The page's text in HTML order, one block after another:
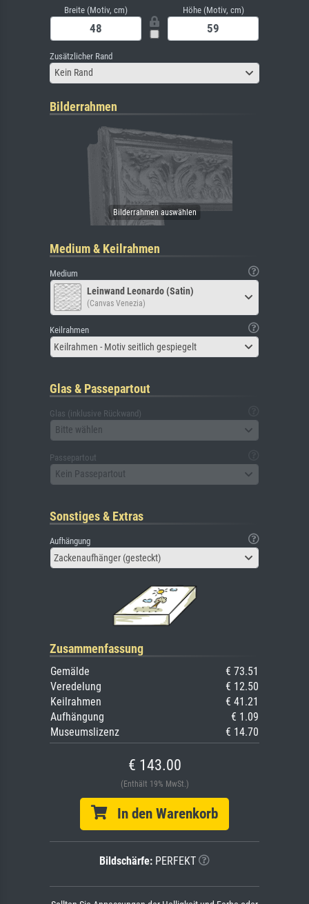
Breite (Motiv, cm) Höhe (Motiv, cm)
Zusätzlicher Rand
Kein Rand
Bilderrahmen
Medium & Keilrahmen
Medium
Leinwand Leonardo (Satin)
(Canvas Venezia)
Keilrahmen
Keilrahmen - Motiv seitlich gespiegelt
Glas & Passepartout
Glas (inklusive Rückwand)
Bitte wählen
Passepartout
Kein Passepartout
Sonstiges & Extras
Aufhängung
Zackenaufhänger (gesteckt)
Zusammenfassung
Gemälde
€ 73.51
Veredelung
€ 12.50
Keilrahmen
€ 41.21
Aufhängung
€ 1.09
Museumslizenz
€ 14.70
€ 143.00
(Enthält 19% MwSt.)
In den Warenkorb
Bildschärfe: PERFEKT